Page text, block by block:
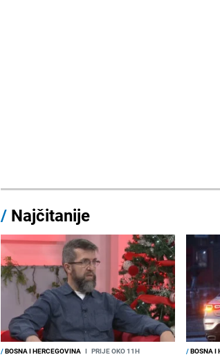
/ Najčitanije
/BOSNA I HERCEGOVINA I PRIJE OKO 11H /BOSNA I